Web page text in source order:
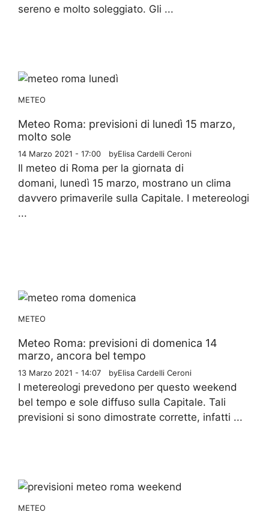
sereno e molto soleggiato. Gli ...
METEO
Meteo Roma: previsioni di lunedì 15 marzo,
molto sole
14 Marzo 2021 - 17:00 byElisa Cardelli Ceroni
Il meteo di Roma per la giornata di
domani, lunedì 15 marzo, mostrano un clima
davvero primaverile sulla Capitale. I metereologi
...
METEO
Meteo Roma: previsioni di domenica 14
marzo, ancora bel tempo
13 Marzo 2021 - 14:07 byElisa Cardelli Ceroni
I metereologi prevedono per questo weekend
bel tempo e sole diffuso sulla Capitale. Tali
previsioni si sono dimostrate corrette, infatti ...
METEO